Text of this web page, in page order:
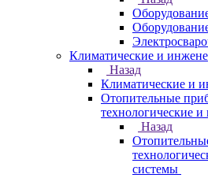
Климатические и
Назад
Климатические и
Отопительные
технологические
Назад
системы